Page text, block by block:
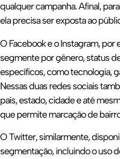
qualquer campanha. Afinal,
ela precisa ser exposta ao
O Facebook e o Instagram,
segmente por gênero, status
específicos, como tecnologia,
Nessas duas redes sociais
país, estado, cidade e até
que permite marcação de
O Twitter, similarmente,
segmentação, incluindo o uso